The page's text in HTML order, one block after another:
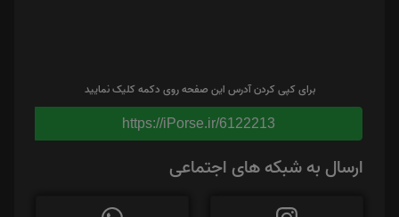
برای کپی کردن آدرس این صفحه روی دکمه کلیک نمایید
https://iPorse.ir/6122213
ارسال به شبکه های اجتماعی